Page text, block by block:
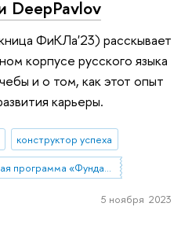
DeepPavlov
ФиКЛа'23) расскывает
корпусе русского языка
и о том, как этот опыт
карьеры.
конструктор успеха
Образовательная программа «Фундаментальная и компьютерная лингвистика»
5 ноября 2023